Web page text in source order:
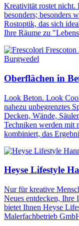
Kreativität rostet nicht.
besonders; besonders
Rostoptik, das sich
Ihre Räume zu
Oberflächen in
Look Beton. Look
nahezu unbegrenztes
Decken, Wände,
Techniken werden mit
kombiniert, das
Heyse Lifestyle
Nur für kreative
Neues entdecken, Ihre
bietet Ihnen Heyse
Malerfachbetrieb